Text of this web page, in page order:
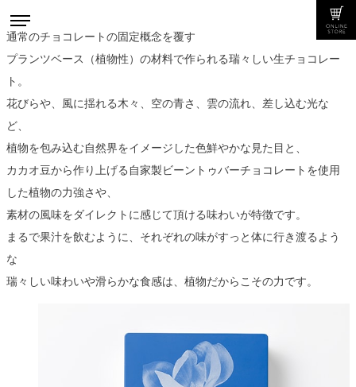
通常のチョコレートの固定概念を覆す
プランツベース（植物性）の材料で作られる瑞々しい生チョコレー
ト。
花びらや、風に揺れる木々、空の青さ、雲の流れ、差し込む光な
ど、
植物を包み込む自然界をイメージした色鮮やかな見た目と、
カカオ豆から作り上げる自家製ビーントゥバーチョコレートを使用
した植物の力強さや、
素材の風味をダイレクトに感じて頂ける味わいが特徴です。
まるで果汁を飲むように、それぞれの味がすっと体に行き渡るよう
な
瑞々しい味わいや滑らかな食感は、植物だからこその力です。